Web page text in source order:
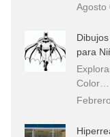
Agosto
para
Color…